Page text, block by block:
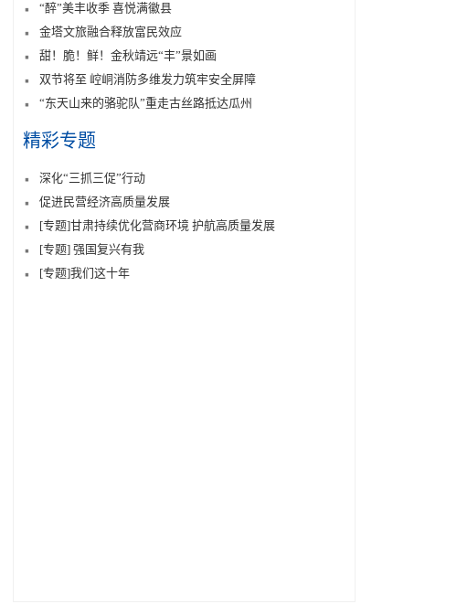
“醉”美丰收季 喜悦满徽县
金塔文旅融合释放富民效应
甜！脆！鲜！金秋靖远“丰”景如画
双节将至 崆峒消防多维发力筑牢安全屏障
“东天山来的骆驼队”重走古丝路抵达瓜州
精彩专题
深化“三抓三促”行动
促进民营经济高质量发展
[专题]甘肃持续优化营商环境 护航高质量发展
[专题] 强国复兴有我
[专题]我们这十年